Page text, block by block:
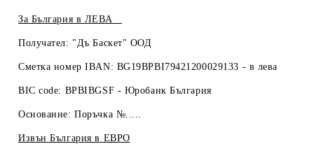
За България в ЛЕВА
Получател: "Дъ Баскет" ООД
Сметка номер IBAN: BG19BPBI79421200029133 - в лева
BIC code: BPBIBGSF - Юробанк България
Основание: Поръчка №.....
Извън България в ЕВРО